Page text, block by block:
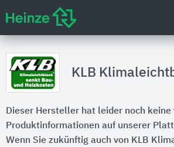
KLB
Dieser Hersteller hat leider noch keine
Produktinformationen auf unserer
Wenn Sie zukünftig auch von KLB